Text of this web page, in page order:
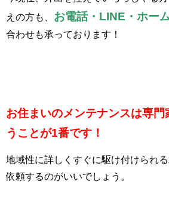
えの方も、 お電話・LINE・ホー
合わせも承っております！
お住まいのメンテナンスは専門
うことが1番です！
地域性に詳しくすぐに駆け付けられ
依頼するのがいいでしょう。